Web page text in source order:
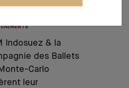
Indosuez & la
des Ballets
Carlo
leur